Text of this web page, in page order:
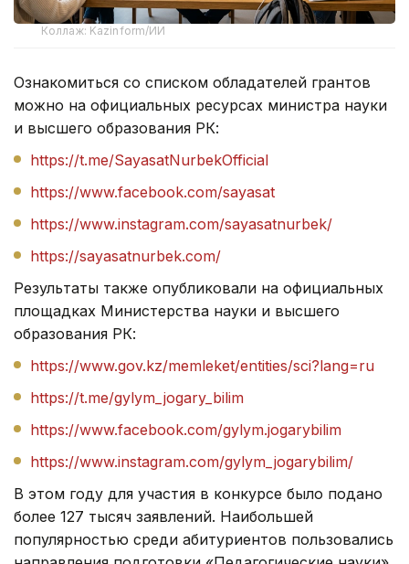
Коллаж: Kazinform/ИИ
Ознакомиться со списком обладателей грантов
можно на официальных ресурсах министра науки
и высшего образования РК:
https://t.me/SayasatNurbekOfficial
https://www.facebook.com/sayasat
https://www.instagram.com/sayasatnurbek/
https://sayasatnurbek.com/
Результаты также опубликовали на официальных
площадках Министерства науки и высшего
образования РК:
https://www.gov.kz/memleket/entities/sci?lang=ru
https://t.me/gylym_jogary_bilim
https://www.facebook.com/gylym.jogarybilim
https://www.instagram.com/gylym_jogarybilim/
В этом году для участия в конкурсе было подано
более 127 тысяч заявлений. Наибольшей
популярностью среди абитуриентов пользовались